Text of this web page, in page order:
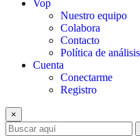
Vop
Nuestro equipo
Colabora
Contacto
Política de
Cuenta
Conectarme
Registro
×